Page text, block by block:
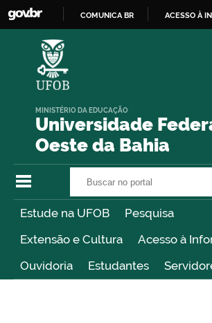
COMUNICA BR ACESSO À
Universidade
Oeste da Bahia
MINISTÉRIO DA EDUCAÇÃO
Estude na UFOB
Pesquisa
Extensão e Cultura
Acesso à
Ouvidoria
Estudantes